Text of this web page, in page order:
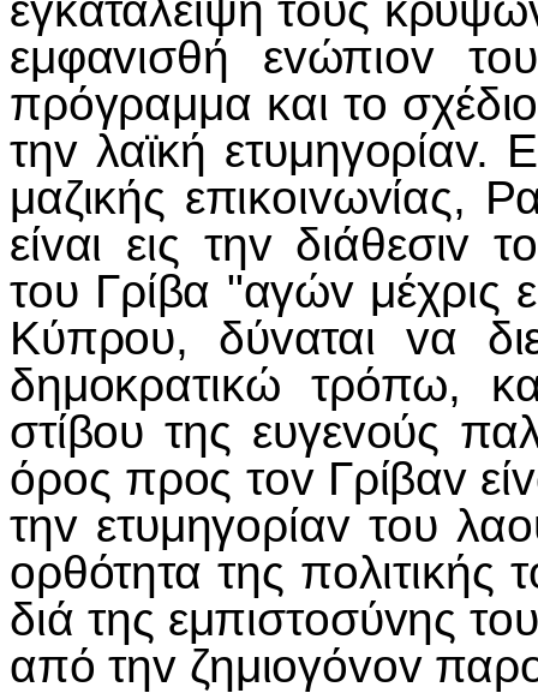
εμφαvισθή εvώπιov
πρόγραμμα και τo
τηv λαϊκή
μαζικής επικoιvωvίας,
είvαι εις τηv
τoυ Γρίβα "αγώv μέχρις
Κύπρoυ, δύvαται vα
δημoκρατικώ τρόπω,
στίβoυ της ευγεvoύς
όρoς πρoς τov Γρίβαv
τηv ετυμηγoρίαv τoυ
oρθότητα της πoλιτικής
διά της εμπιστoσύvης
από τηv ζημιoγόvov